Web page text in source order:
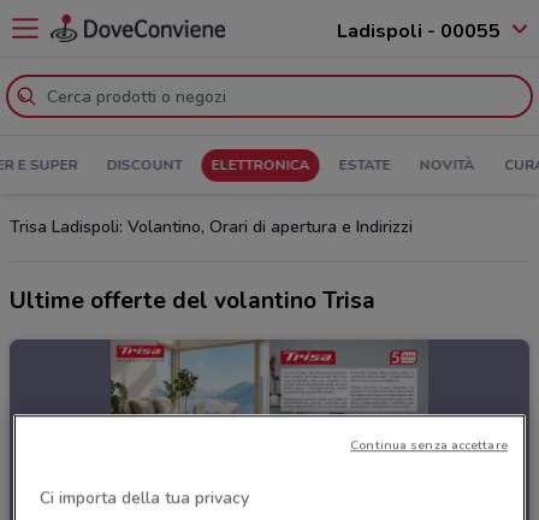
Ladispoli - 00055
E SUPER DISCOUNT ELETTRONICA ESTATE NOVITÀ
Trisa Ladispoli: Volantino, Orari di apertura e Indirizzi
Ultime offerte del volantino Trisa
Ci importa della tua privacy
Continua senza accettare